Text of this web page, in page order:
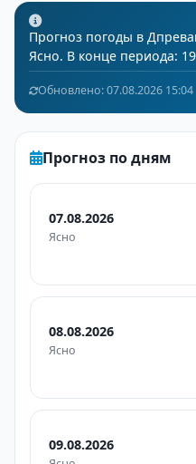
Прогноз погоды в
Ясно. В конце периода:
Обновлено: 07.08.2026 15:04
Прогноз по дням
07.08.2026
Ясно
08.08.2026
Ясно
09.08.2026